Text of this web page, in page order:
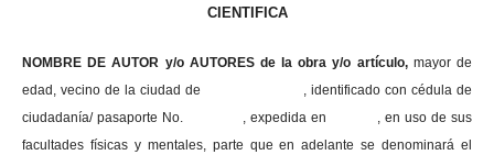
CIENTIFICA
NOMBRE DE AUTOR y/o AUTORES de la obra y/o artículo, mayor de
edad, vecino de la ciudad de , identificado con cédula de
ciudadanía/ pasaporte No. , expedida en , en uso de sus
facultades físicas y mentales, parte que en adelante se denominará el